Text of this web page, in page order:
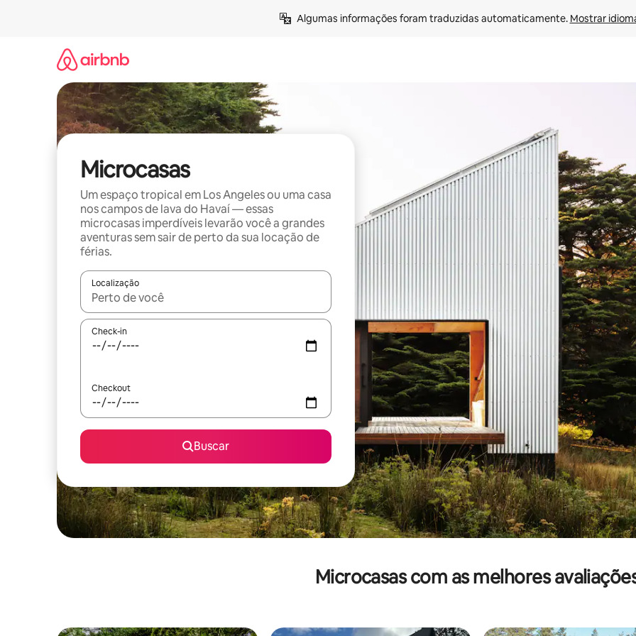
Algumas informações foram traduzidas automaticamente. Mostrar
Microcasas
Um espaço tropical em Los Angeles ou uma casa
nos campos de lava do Havaí — essas
microcasas imperdíveis levarão você a grandes
aventuras sem sair de perto da sua locação de
férias.
Localização
Quando os resultados estiverem disponíveis, explore-os usando as seta para cima e para baixo do teclado ou tocando
Check-in
Checkout
Buscar
Microcasas com as melhores